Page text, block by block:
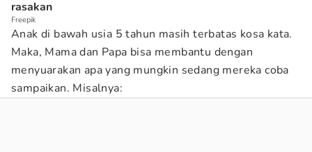
rasakan
Freepik
Anak di bawah usia 5 tahun masih terbatas kosa kata.
Maka, Mama dan Papa bisa membantu dengan
menyuarakan apa yang mungkin sedang mereka coba
sampaikan. Misalnya: